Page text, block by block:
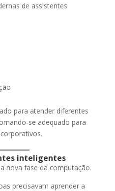
de assistentes
para atender diferentes
se adequado para
inteligentes
nova fase da computação.
precisavam aprender a